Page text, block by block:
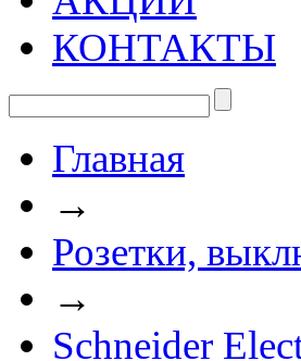
КОНТАКТЫ
Главная
→
Розетки,
→
Schneider